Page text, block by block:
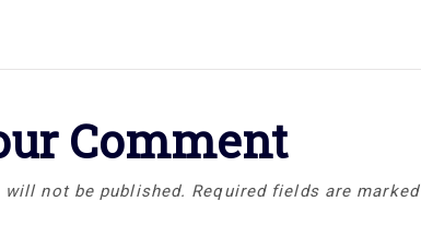
Comment
will not be published. Required fields are marked